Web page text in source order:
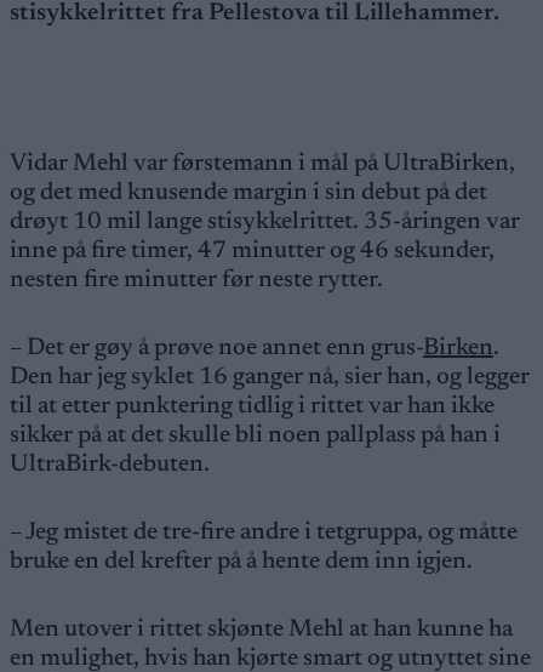
stisykkelrittet fra Pellestova til Lillehammer.
Vidar Mehl var førstemann i mål på UltraBirken,
og det med knusende margin i sin debut på det
drøyt 10 mil lange stisykkelrittet. 35-åringen var
inne på fire timer, 47 minutter og 46 sekunder,
nesten fire minutter før neste rytter.
– Det er gøy å prøve noe annet enn grus-Birken.
Den har jeg syklet 16 ganger nå, sier han, og legger
til at etter punktering tidlig i rittet var han ikke
sikker på at det skulle bli noen pallplass på han i
UltraBirk-debuten.
– Jeg mistet de tre-fire andre i tetgruppa, og måtte
bruke en del krefter på å hente dem inn igjen.
Men utover i rittet skjønte Mehl at han kunne ha
en mulighet, hvis han kjørte smart og utnyttet sine